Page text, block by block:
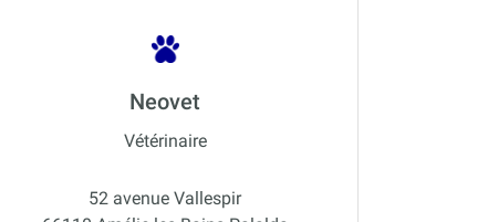
Neovet
Vétérinaire
52 avenue Vallespir